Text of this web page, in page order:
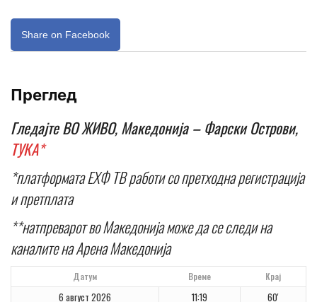
Share on Facebook
Преглед
Гледајте ВО ЖИВО, Македонија – Фарски Острови,
ТУКА*
*платформата ЕХФ ТВ работи со претходна регистрација
и претплата
**натпреварот во Македонија може да се следи на
каналите на Арена Македонија
Датум Време Крај
6 август 2026 11:19 60'